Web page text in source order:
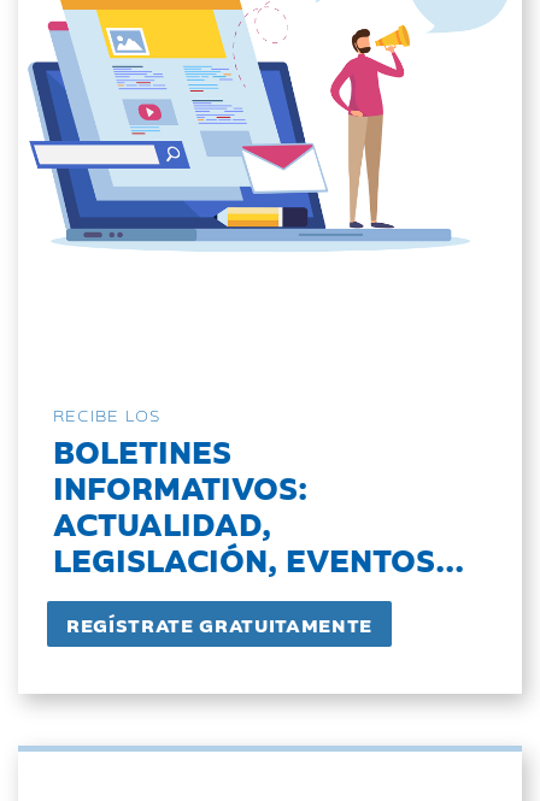
RECIBE LOS
BOLETINES
INFORMATIVOS:
ACTUALIDAD,
LEGISLACIÓN, EVENTOS...